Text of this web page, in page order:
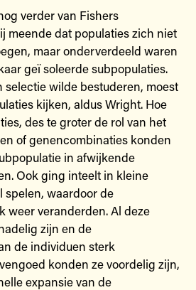
verder van Fishers
meende dat populaties zich niet
maar onderverdeeld waren
geï soleerde subpopulaties.
selectie wilde bestuderen, moest
kijken, aldus Wright. Hoe
des te groter de rol van het
of genencombinaties konden
in afwijkende
Ook ging inteelt in kleine
spelen, waardoor de
weer veranderden. Al deze
zijn en de
de individuen sterk
konden ze voordelig zijn,
expansie van de